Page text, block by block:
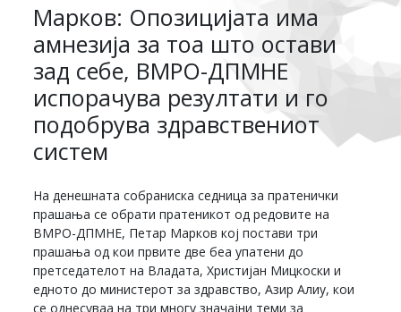
Марков: Опозицијата има
амнезија за тоа што остави
зад себе, ВМРО-ДПМНЕ
испорачува резултати и го
подобрува здравствениот
систем
На денешната собраниска седница за пратенички
прашања се обрати пратеникот од редовите на
ВМРО-ДПМНЕ, Петар Марков кој постави три
прашања од кои првите две беа упатени до
претседателот на Владата, Христијан Мицкоски и
едното до министерот за здравство, Азир Алиу, кои
се однесуваа на три многу значајни теми за